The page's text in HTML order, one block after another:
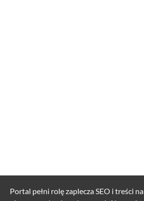
Portal pełni rolę zaplecza SEO i treści